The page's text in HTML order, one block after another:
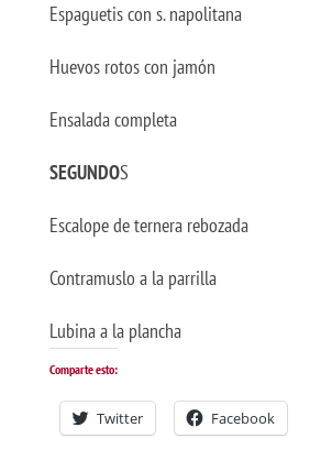
Espaguetis con s. napolitana
Huevos rotos con jamón
Ensalada completa
SEGUNDOS
Escalope de ternera rebozada
Contramuslo a la parrilla
Lubina a la plancha
Comparte esto:
Twitter Facebook